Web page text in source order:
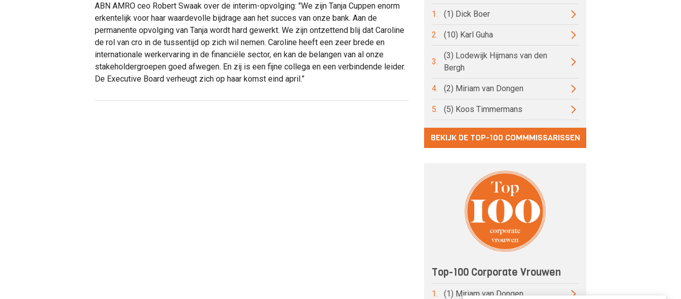
ABN AMRO ceo Robert Swaak over de interim-opvolging: "We zijn Tanja Cuppen enorm
erkentelijk voor haar waardevolle bijdrage aan het succes van onze bank. Aan de
permanente opvolging van Tanja wordt hard gewerkt. We zijn ontzettend blij dat Caroline
de rol van cro in de tussentijd op zich wil nemen. Caroline heeft een zeer brede en
internationale werkervaring in de financiële sector, en kan de belangen van al onze
stakeholdergroepen goed afwegen. En zij is een fijne collega en een verbindende leider.
De Executive Board verheugt zich op haar komst eind april.”
1. (1) Dick Boer
2. (10) Karl Guha
3.
(3) Lodewijk Hijmans van den
Bergh
4. (2) Miriam van Dongen
5. (5) Koos Timmermans
BEKIJK DE TOP-100 COMMMISSARISSEN
Top-100 Corporate Vrouwen
1. (1) Miriam van Dongen